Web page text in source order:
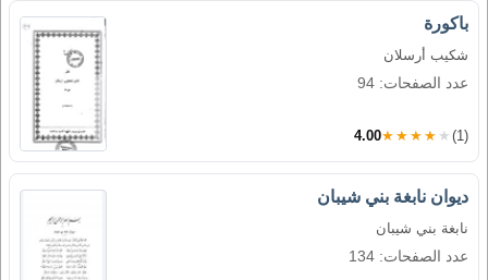
باكورة
شكيب أرسلان
عدد الصفحات: 94
4.00★★★★★ (1)
ديوان نابغة بني شيبان
نابغة بني شيبان
عدد الصفحات: 134